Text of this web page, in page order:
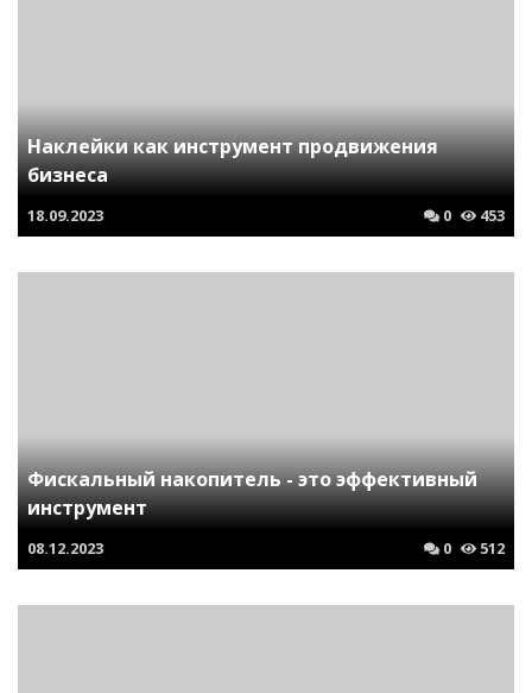
Наклейки как инструмент продвижения
бизнеса
18.09.2023 0 453
Фискальный накопитель - это эффективный
инструмент
08.12.2023 0 512